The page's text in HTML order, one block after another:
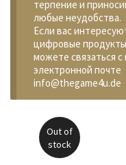
терпение и
любые неудобства.
Если вас
цифровые
можете связаться с
электронной почте
info@thegame4u.de
Out of
stock